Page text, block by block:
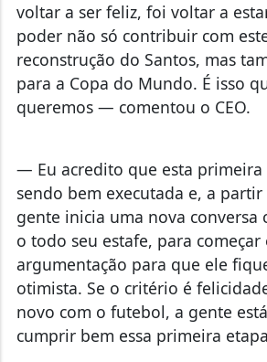
voltar a ser feliz, foi voltar a
poder não só contribuir com
reconstrução do Santos, mas
para a Copa do Mundo. É isso
queremos — comentou o CEO.
— Eu acredito que esta primeira
sendo bem executada e, a
gente inicia uma nova conversa
o todo seu estafe, para começar
argumentação para que ele
otimista. Se o critério é
novo com o futebol, a gente
cumprir bem essa primeira